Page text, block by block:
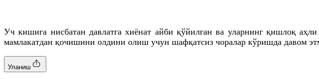
Уч кишига нисбатан давлатга хиёнат айби қўйилган ва уларнинг қишлоқ
мамлакатдан қочишини олдини олиш учун шафқатсиз чоралар кўришда давом
Уланиш